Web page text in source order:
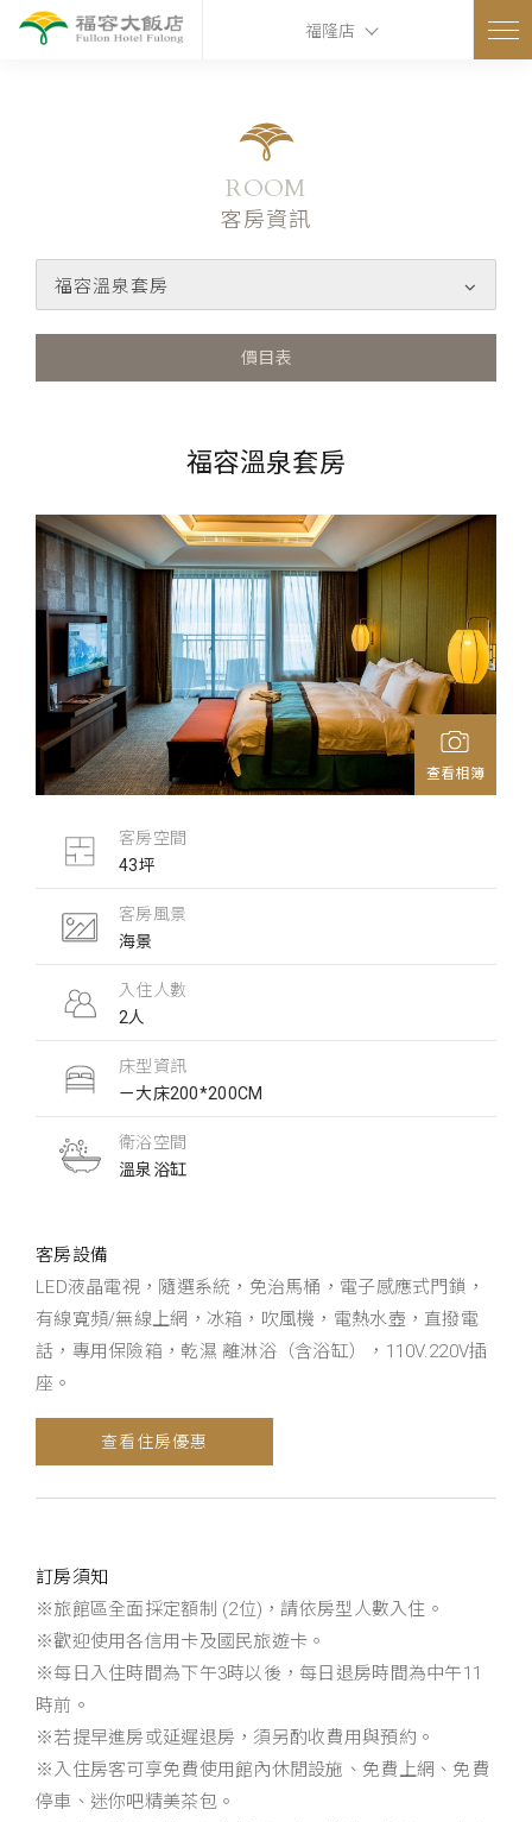
福隆店
ROOM
客房資訊
福容溫泉套房
價目表
福容溫泉套房
查看相簿
客房空間
43坪
客房風景
海景
入住人數
2人
床型資訊
ㄧ大床200*200CM
衛浴空間
溫泉浴缸
客房設備
LED液晶電視，隨選系統，免治馬桶，電子感應式門鎖，
有線寬頻/無線上網，冰箱，吹風機，電熱水壺，直撥電
話，專用保險箱，乾濕 離淋浴（含浴缸），110V.220V插
座。
查看住房優惠
訂房須知
※旅館區全面採定額制 (2位)，請依房型人數入住。
※歡迎使用各信用卡及國民旅遊卡。
※每日入住時間為下午3時以後，每日退房時間為中午11
時前。
※若提早進房或延遲退房，須另酌收費用與預約。
※入住房客可享免費使用館內休閒設施、免費上網、免費
停車、迷你吧精美茶包。